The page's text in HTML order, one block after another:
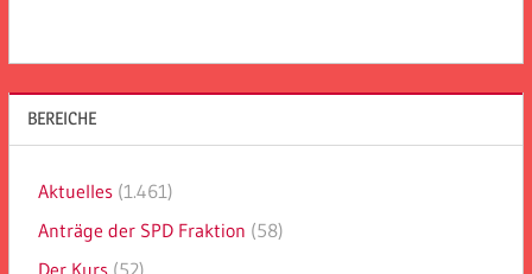
BEREICHE
Aktuelles(1.461)
Anträge der SPD Fraktion (58)
Der Kurs(52)